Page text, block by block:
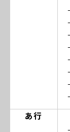
あ行